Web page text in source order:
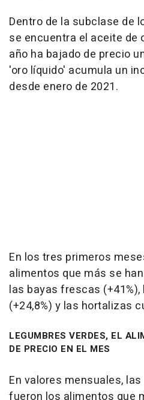
Dentro de la subclase de
se encuentra el aceite de
año ha bajado de precio
'oro líquido' acumula un
desde enero de 2021.
En los tres primeros
alimentos que más se
las bayas frescas
(+24,8%) y las hortalizas
LEGUMBRES VERDES, EL
DE PRECIO EN EL MES
En valores mensuales,